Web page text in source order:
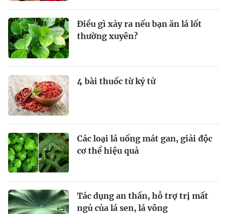
Điều gì xảy ra nếu bạn ăn lá lốt
thường xuyên?
4 bài thuốc từ kỷ tử
Các loại lá uống mát gan, giải độc
cơ thể hiệu quả
Tác dụng an thần, hỗ trợ trị mất
ngủ của lá sen, lá vông